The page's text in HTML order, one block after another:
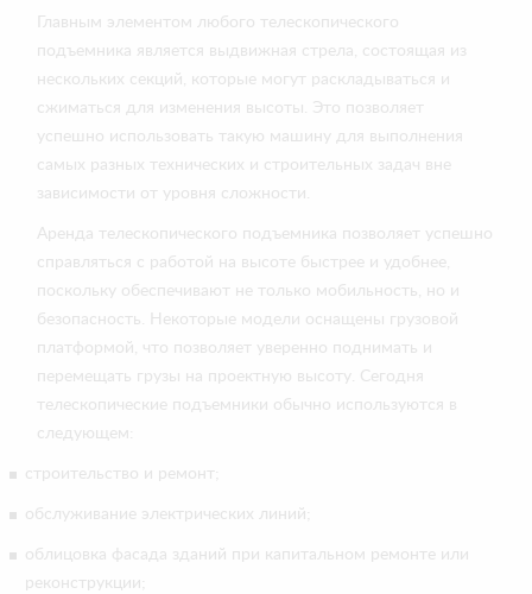
Главным элементом любого телескопического
подъемника является выдвижная стрела, состоящая из
нескольких секций, которые могут раскладываться и
сжиматься для изменения высоты. Это позволяет
успешно использовать такую машину для выполнения
самых разных технических и строительных задач вне
зависимости от уровня сложности.
Аренда телескопического подъемника позволяет успешно
справляться с работой на высоте быстрее и удобнее,
поскольку обеспечивают не только мобильность, но и
безопасность. Некоторые модели оснащены грузовой
платформой, что позволяет уверенно поднимать и
перемещать грузы на проектную высоту. Сегодня
телескопические подъемники обычно используются в
следующем:
строительство и ремонт;
обслуживание электрических линий;
облицовка фасада зданий при капитальном ремонте или
реконструкции;